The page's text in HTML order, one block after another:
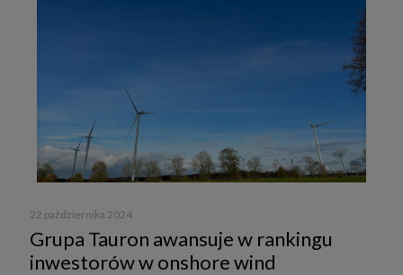
22 października 2024
Grupa Tauron awansuje w rankingu
inwestorów w onshore wind